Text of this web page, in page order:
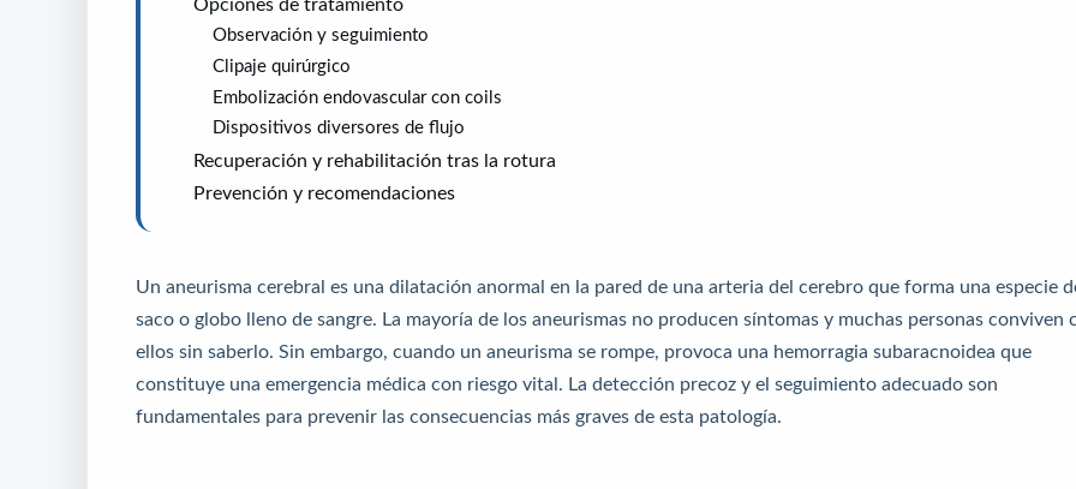
Observación y seguimiento
Clipaje quirúrgico
Embolización endovascular con coils
Dispositivos diversores de flujo
Recuperación y rehabilitación tras la rotura
Prevención y recomendaciones
Un aneurisma cerebral es una dilatación anormal en la pared de una arteria del cerebro que forma una especie
saco o globo lleno de sangre. La mayoría de los aneurismas no producen síntomas y muchas personas conviven
ellos sin saberlo. Sin embargo, cuando un aneurisma se rompe, provoca una hemorragia subaracnoidea que
constituye una emergencia médica con riesgo vital. La detección precoz y el seguimiento adecuado son
fundamentales para prevenir las consecuencias más graves de esta patología.